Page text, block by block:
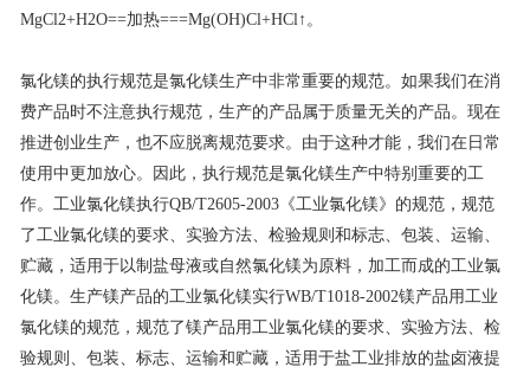
MgCl2+H2O==加热===Mg(OH)Cl+HCl↑。
氯化镁的执行规范是氯化镁生产中非常重要的规范。如果我们在消
费产品时不注意执行规范，生产的产品属于质量无关的产品。现在
推进创业生产，也不应脱离规范要求。由于这种才能，我们在日常
使用中更加放心。因此，执行规范是氯化镁生产中特别重要的工
作。工业氯化镁执行QB/T2605-2003《工业氯化镁》的规范，规范
了工业氯化镁的要求、实验方法、检验规则和标志、包装、运输、
贮藏，适用于以制盐母液或自然氯化镁为原料，加工而成的工业氯
化镁。生产镁产品的工业氯化镁实行WB/T1018-2002镁产品用工业
氯化镁的规范，规范了镁产品用工业氯化镁的要求、实验方法、检
验规则、包装、标志、运输和贮藏，适用于盐工业排放的盐卤液提